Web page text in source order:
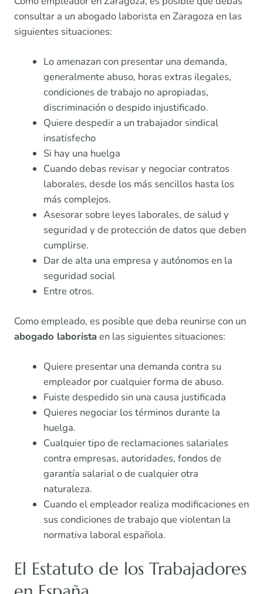
consultar a un abogado laborista en Zaragoza en las
siguientes situaciones:
Lo amenazan con presentar una demanda,
generalmente abuso, horas extras ilegales,
condiciones de trabajo no apropiadas,
discriminación o despido injustificado.
Quiere despedir a un trabajador sindical
insatisfecho
Si hay una huelga
Cuando debas revisar y negociar contratos
laborales, desde los más sencillos hasta los
más complejos.
Asesorar sobre leyes laborales, de salud y
seguridad y de protección de datos que deben
cumplirse.
Dar de alta una empresa y autónomos en la
seguridad social
Entre otros.
Como empleado, es posible que deba reunirse con un
abogado laborista en las siguientes situaciones:
Quiere presentar una demanda contra su
empleador por cualquier forma de abuso.
Fuiste despedido sin una causa justificada
Quieres negociar los términos durante la
huelga.
Cualquier tipo de reclamaciones salariales
contra empresas, autoridades, fondos de
garantía salarial o de cualquier otra
naturaleza.
Cuando el empleador realiza modificaciones en
sus condiciones de trabajo que violentan la
normativa laboral española.
El Estatuto de los Trabajadores